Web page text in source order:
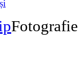
Fotografie